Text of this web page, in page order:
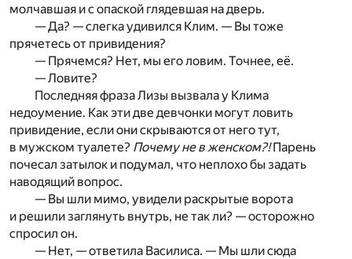
молчавшая и с опаской глядевшая на дверь.
— Да? — слегка удивился Клим. — Вы тоже
прячетесь от привидения?
— Прячемся? Нет, мы его ловим. Точнее, её.
— Ловите?
Последняя фраза Лизы вызвала у Клима
недоумение. Как эти две девчонки могут ловить
привидение, если они скрываются от него тут,
в мужском туалете? Почему не в женском?!Парень
почесал затылок и подумал, что неплохо бы задать
наводящий вопрос.
— Вы шли мимо, увидели раскрытые ворота
и решили заглянуть внутрь, не так ли? — осторожно
спросил он.
— Нет, — ответила Василиса. — Мы шли сюда